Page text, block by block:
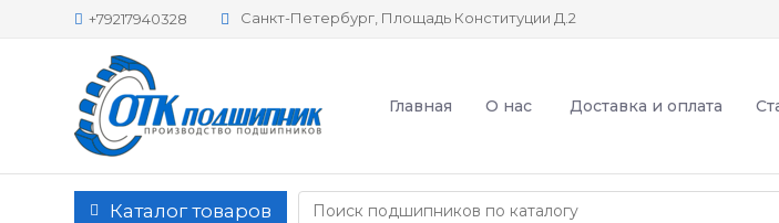
+79217940328 Санкт-Петербург, Площадь Конституции Д.2
Главная О нас Доставка и оплата
Каталог товаров